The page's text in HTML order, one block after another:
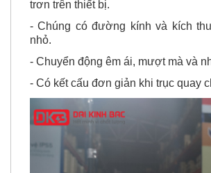
- Chúng có đường kính và kích
nhỏ.
- Chuyển động êm ái, mượt mà và
- Có kết cấu đơn giản khi trục quay